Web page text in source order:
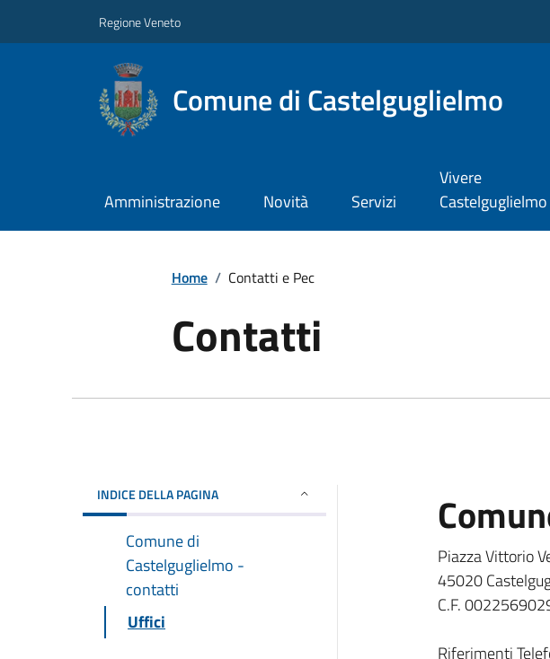
Regione Veneto
Comune di Castelguglielmo
Amministrazione Novità Servizi
Vivere
Castelguglielmo
Home / Contatti e Pec
Contatti
INDICE DELLA PAGINA
Comune di
Castelguglielmo -
contatti
Uffici
Piazza Vittorio
45020
C.F.
Riferimenti